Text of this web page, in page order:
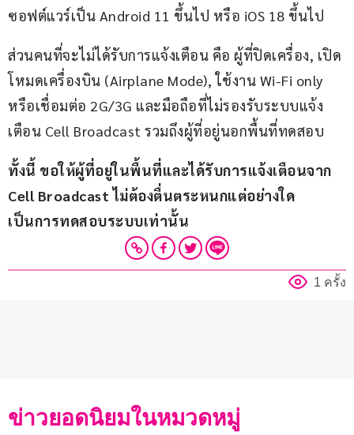
ซอฟต์แวร์เป็น Android 11 ขึ้นไป หรือ iOS 18 ขึ้นไป
ส่วนคนที่จะไม่ได้รับการแจ้งเตือน คือ ผู้ที่ปิดเครื่อง, เปิด
โหมดเครื่องบิน (Airplane Mode), ใช้งาน Wi-Fi only
หรือเชื่อมต่อ 2G/3G และมือถือที่ไม่รองรับระบบแจ้ง
เตือน Cell Broadcast รวมถึงผู้ที่อยู่นอกพื้นที่ทดสอบ
ทั้งนี้ ขอให้ผู้ที่อยู่ในพื้นที่และได้รับการแจ้งเตือนจาก
Cell Broadcast ไม่ต้องตื่นตระหนกแต่อย่างใด
เป็นการทดสอบระบบเท่านั้น
1 ครั้ง
ข่าวยอดนิยมในหมวดหมู่